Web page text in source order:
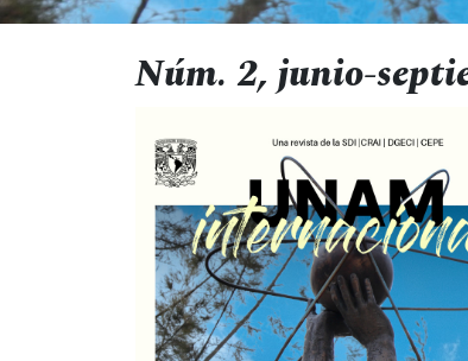
Núm. 2, junio-